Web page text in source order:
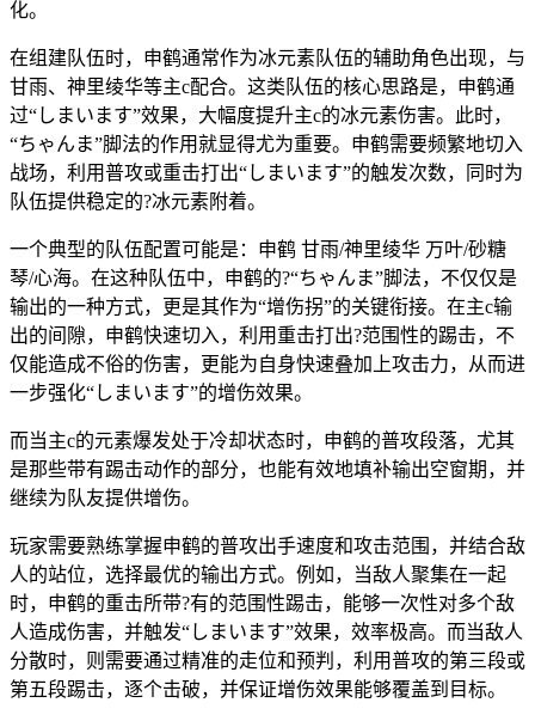
化。
在组建队伍时，申鹤通常作为冰元素队伍的辅助角色出现，与
甘雨、神里绫华等主c配合。这类队伍的核心思路是，申鹤通
过“しまいます”效果，大幅度提升主c的冰元素伤害。此时，
“ちゃんま”脚法的作用就显得尤为重要。申鹤需要频繁地切入
战场，利用普攻或重击打出“しまいます”的触发次数，同时为
队伍提供稳定的?冰元素附着。
一个典型的队伍配置可能是：申鹤 甘雨/神里绫华 万叶/砂糖
琴/心海。在这种队伍中，申鹤的?“ちゃんま”脚法，不仅仅是
输出的一种方式，更是其作为“增伤拐”的关键衔接。在主c输
出的间隙，申鹤快速切入，利用重击打出?范围性的踢击，不
仅能造成不俗的伤害，更能为自身快速叠加上攻击力，从而进
一步强化“しまいます”的增伤效果。
而当主c的元素爆发处于冷却状态时，申鹤的普攻段落，尤其
是那些带有踢击动作的部分，也能有效地填补输出空窗期，并
继续为队友提供增伤。
玩家需要熟练掌握申鹤的普攻出手速度和攻击范围，并结合敌
人的站位，选择最优的输出方式。例如，当敌人聚集在一起
时，申鹤的重击所带?有的范围性踢击，能够一次性对多个敌
人造成伤害，并触发“しまいます”效果，效率极高。而当敌人
分散时，则需要通过精准的走位和预判，利用普攻的第三段或
第五段踢击，逐个击破，并保证增伤效果能够覆盖到目标。